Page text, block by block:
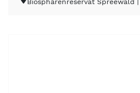
Biosphärenreservat Spreewald